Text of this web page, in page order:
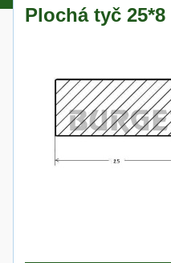
Plochá tyč 25*8